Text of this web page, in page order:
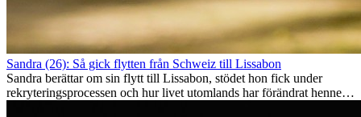
Sandra (26): Så gick flytten från Schweiz till Lissabon
Sandra berättar om sin flytt till Lissabon, stödet hon fick under
rekryteringsprocessen och hur livet utomlands har förändrat henne